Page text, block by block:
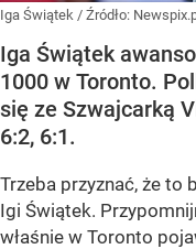
Iga Świątek / Źródło:
Iga Świątek
1000 w Toronto.
się ze Szwajcarką
6:2, 6:1.
Trzeba przyznać, że
Igi Świątek.
właśnie w Toronto